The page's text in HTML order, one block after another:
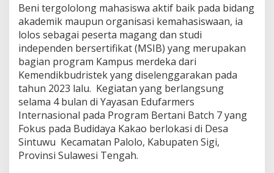
Beni tergololong mahasiswa aktif baik pada bidang
akademik maupun organisasi kemahasiswaan, ia
lolos sebagai peserta magang dan studi
independen bersertifikat (MSIB) yang merupakan
bagian program Kampus merdeka dari
Kemendikbudristek yang diselenggarakan pada
tahun 2023 lalu. Kegiatan yang berlangsung
selama 4 bulan di Yayasan Edufarmers
Internasional pada Program Bertani Batch 7 yang
Fokus pada Budidaya Kakao berlokasi di Desa
Sintuwu Kecamatan Palolo, Kabupaten Sigi,
Provinsi Sulawesi Tengah.